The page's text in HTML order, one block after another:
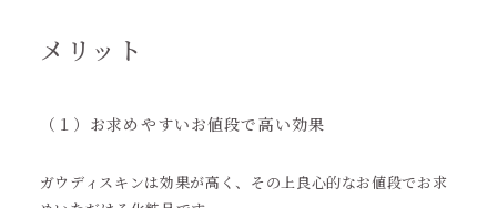
メリット
（１）お求めやすいお値段で高い効果
ガウディスキンは効果が高く、その上良心的なお値段でお求